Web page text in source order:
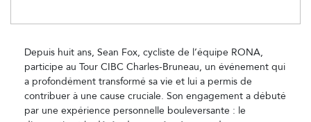
Depuis huit ans, Sean Fox, cycliste de l’équipe RONA,
participe au Tour CIBC Charles-Bruneau, un événement qui
a profondément transformé sa vie et lui a permis de
contribuer à une cause cruciale. Son engagement a débuté
par une expérience personnelle bouleversante : le